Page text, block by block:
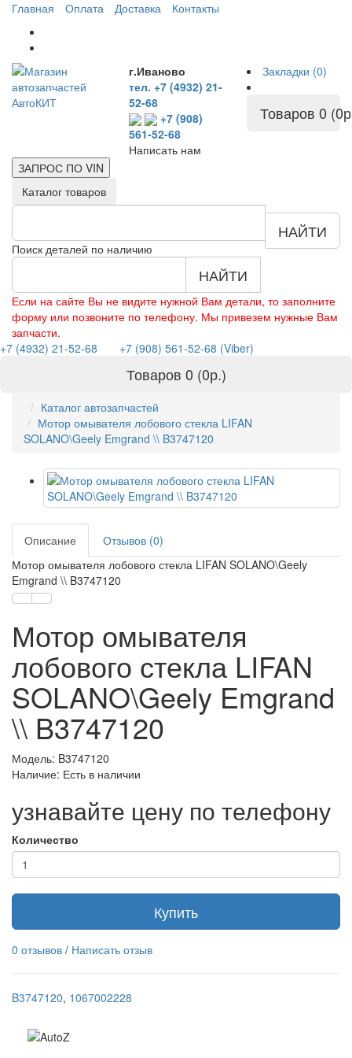
Главная Оплата Доставка Контакты
г.Иваново
тел. +7 (4932) 21-
52-68
+7 (908)
561-52-68
Написать нам
Закладки (0)
Товаров 0
ЗАПРОС ПО VIN
Каталог товаров
Поиск деталей по наличию
НАЙТИ
НАЙТИ
Если на сайте Вы не видите нужной Вам детали, то заполните
форму или позвоните по телефону. Мы привезем нужные Вам
запчасти.
+7 (4932) 21-52-68
+7 (908) 561-52-68 (Viber)
Товаров 0 (0р.)
Каталог автозапчастей
Мотор омывателя лобового стекла LIFAN
SOLANO\Geely Emgrand \\ B3747120
Описание
Отзывов (0)
Мотор омывателя лобового стекла LIFAN SOLANO\Geely
Emgrand \\ B3747120
Мотор омывателя
лобового стекла LIFAN
SOLANO\Geely Emgrand
\\ B3747120
Модель: B3747120
Наличие: Есть в наличии
узнавайте цену по телефону
Количество
Купить
0 отзывов / Написать отзыв
B3747120, 1067002228